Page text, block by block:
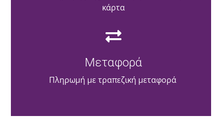
κάρτα
Μεταφορά
Πληρωμή με τραπεζική μεταφορά